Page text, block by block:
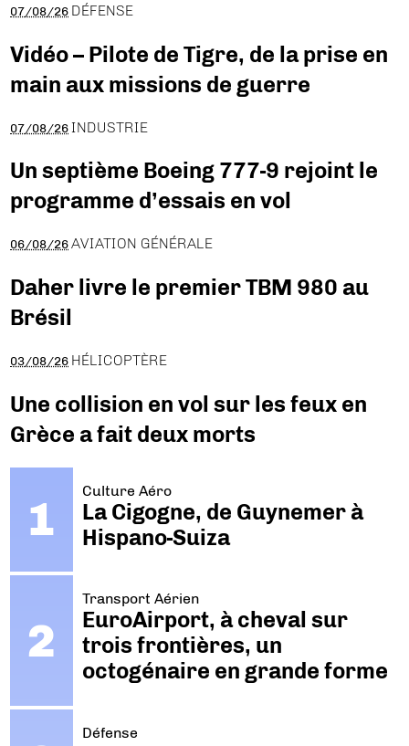
07/08/26 DÉFENSE
Vidéo – Pilote de Tigre, de la prise en
main aux missions de guerre
07/08/26 INDUSTRIE
Un septième Boeing 777-9 rejoint le
programme d’essais en vol
06/08/26 AVIATION GÉNÉRALE
Daher livre le premier TBM 980 au
Brésil
03/08/26 HÉLICOPTÈRE
Une collision en vol sur les feux en
Grèce a fait deux morts
Culture Aéro
La Cigogne, de Guynemer à
Hispano-Suiza
Transport Aérien
EuroAirport, à cheval sur
trois frontières, un
octogénaire en grande forme
Défense